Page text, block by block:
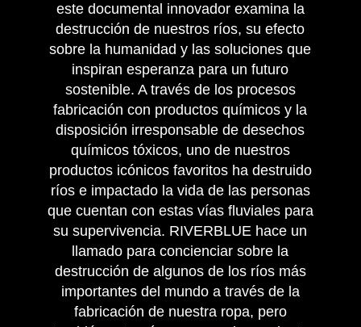
este documental innovador examina la
destrucción de nuestros ríos, su efecto
sobre la humanidad y las soluciones que
inspiran esperanza para un futuro
sostenible. A través de los procesos
fabricación con productos químicos y la
disposición irresponsable de desechos
químicos tóxicos, uno de nuestros
productos icónicos favoritos ha destruido
ríos e impactado la vida de las personas
que cuentan con estas vías fluviales para
su supervivencia. RIVERBLUE hace un
llamado para concienciar sobre la
destrucción de algunos de los ríos más
importantes del mundo a través de la
fabricación de nuestra ropa, pero